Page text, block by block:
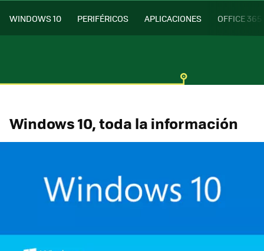
WINDOWS 10 PERIFÉRICOS APLICACIONES OFFICE 365
Windows 10, toda la información